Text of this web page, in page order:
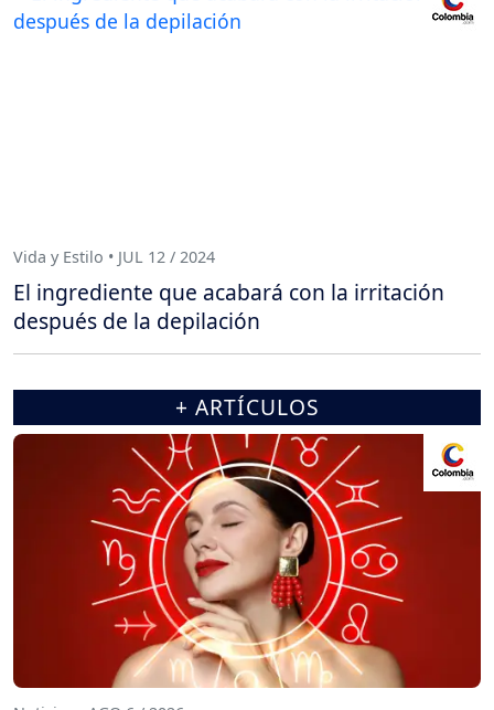
Vida y Estilo • JUL 12 / 2024
El ingrediente que acabará con la irritación
después de la depilación
+ ARTÍCULOS